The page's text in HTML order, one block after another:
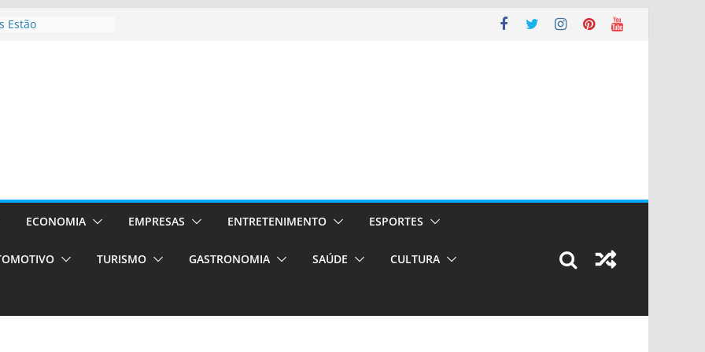
Estão
em Porto
de transfer,
de alto padrão
bolsas –
o segundo
únicas e
de volta!
ECONOMIA EMPRESAS ENTRETENIMENTO ESPORTES
TURISMO GASTRONOMIA SAÚDE CULTURA